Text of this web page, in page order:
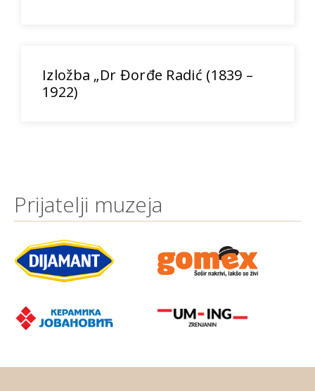
Izložba „Dr Đorđe Radić (1839 –
1922)
Prijatelji muzeja